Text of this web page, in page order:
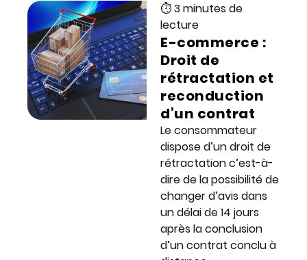
⏱ 3 minutes de
lecture
E-commerce :
Droit de
rétractation et
reconduction
d’un contrat
Le consommateur
dispose d’un droit de
rétractation c’est-à-
dire de la possibilité de
changer d’avis dans
un délai de 14 jours
après la conclusion
d’un contrat conclu à